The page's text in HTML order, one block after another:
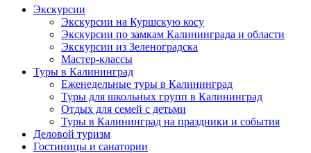
Экскурсии
Экскурсии на Куршскую косу
Экскурсии по замкам Калининграда и области
Экскурсии из Зеленоградска
Мастер-классы
Туры в Калининград
Еженедельные туры в Калининград
Туры для школьных групп в Калининград
Отдых для семей с детьми
Туры в Калининград на праздники и события
Деловой туризм
Гостиницы и санатории